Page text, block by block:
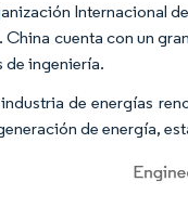
Internacional
China cuenta con un
de ingeniería.
de energías
de energía,